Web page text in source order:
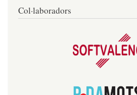
Col·laboradors